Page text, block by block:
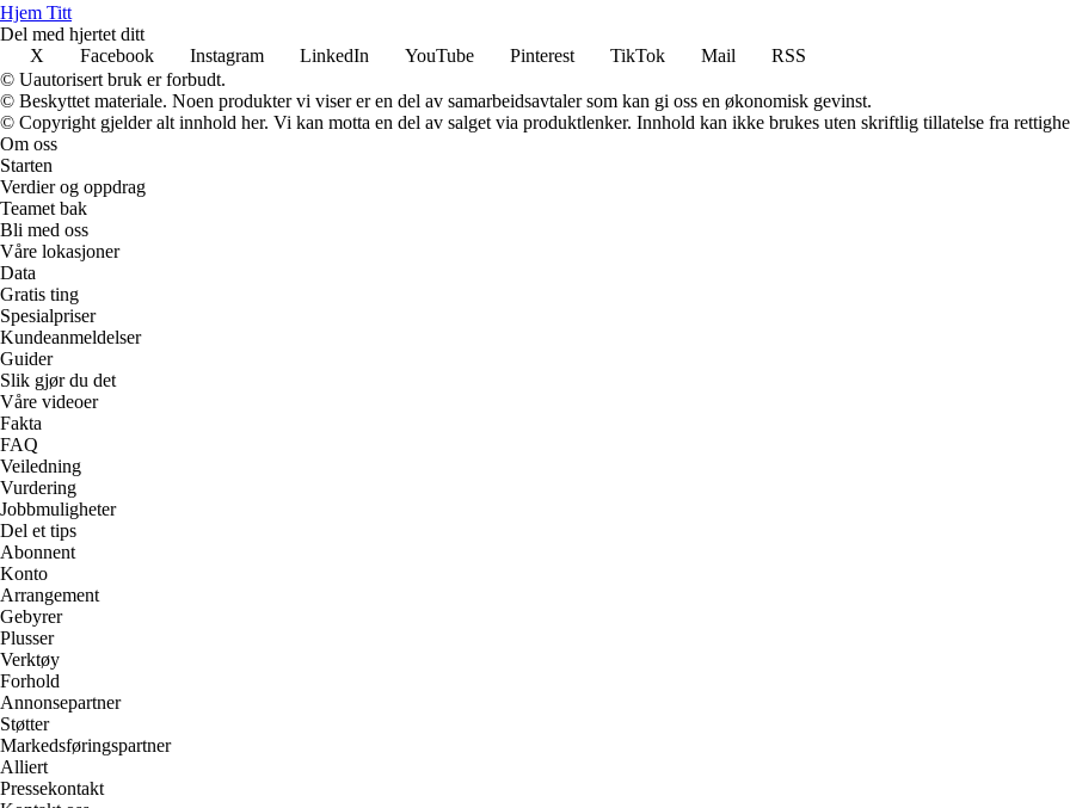
Hjem Titt
Del med hjertet ditt
X
Facebook Instagram LinkedIn YouTube Pinterest TikTok Mail
RSS
© Uautorisert bruk er forbudt.
© Beskyttet materiale. Noen produkter vi viser er en del av samarbeidsavtaler som kan gi oss en økonomisk gevinst.
© Copyright gjelder alt innhold her. Vi kan motta en del av salget via produktlenker. Innhold kan ikke brukes uten skriftlig tillatelse fra
Om oss
Starten
Verdier og oppdrag
Teamet bak
Bli med oss
Våre lokasjoner
Data
Gratis ting
Spesialpriser
Kundeanmeldelser
Guider
Slik gjør du det
Våre videoer
Fakta
FAQ
Veiledning
Vurdering
Jobbmuligheter
Del et tips
Abonnent
Konto
Arrangement
Gebyrer
Plusser
Verktøy
Forhold
Annonsepartner
Støtter
Markedsføringspartner
Alliert
Pressekontakt